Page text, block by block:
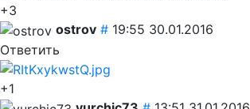
+3
ostrov # 19:55 30.01.2016
Ответить
+1